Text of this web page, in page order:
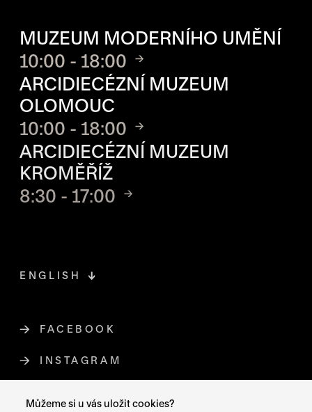
Můžeme si u vás uložit cookies?
MUZEUM MODERNÍHO UMĚNÍ
10:00 - 18:00
ARCIDIECÉZNÍ MUZEUM
OLOMOUC
10:00 - 18:00
ARCIDIECÉZNÍ MUZEUM
KROMĚŘÍŽ
8:30 - 17:00
FACEBOOKODKAZ SE OTEVŘE NA NOVÉ
INSTAGRAMODKAZ SE OTEVŘE NA NOVÉ
ENGLISH